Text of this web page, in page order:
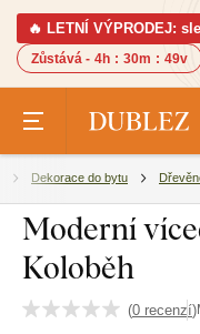
🔥 LETNÍ VÝPRODEJ:
Zůstává - 4h : 30m : 48v
Dekorace do bytu
Moderní
Koloběh
(0 recenzí)